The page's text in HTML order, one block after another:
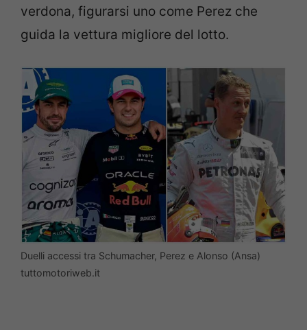
verdona, figurarsi uno come Perez che
guida la vettura migliore del lotto.
Duelli accessi tra Schumacher, Perez e Alonso (Ansa)
tuttomotoriweb.it